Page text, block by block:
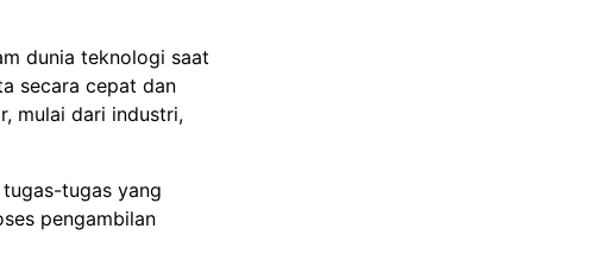
dunia teknologi saat
secara cepat dan
mulai dari industri,
tugas yang
pengambilan